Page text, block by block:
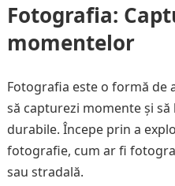
Fotografia:
momentelor
Fotografia este o formă de
să capturezi momente și
durabile. Începe prin a
fotografie, cum ar fi
sau stradală.